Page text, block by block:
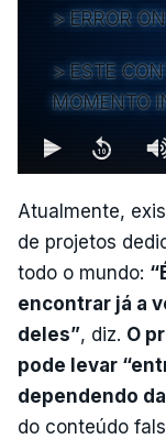
ERROR
ESTE
MOMENTO
Atualmente,
de projetos
todo o mundo:
encontrar já a
deles”, diz. O
pode levar
dependendo
do conteúdo